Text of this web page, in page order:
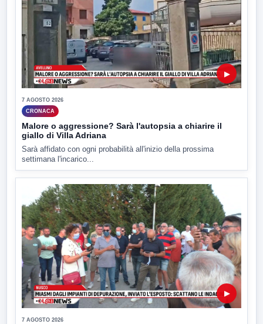
▶
7 AGOSTO 2026
CRONACA
Malore o aggressione? Sarà l'autopsia a chiarire il
giallo di Villa Adriana
Sarà affidato con ogni probabilità all'inizio della prossima
settimana l'incarico...
▶
7 AGOSTO 2026